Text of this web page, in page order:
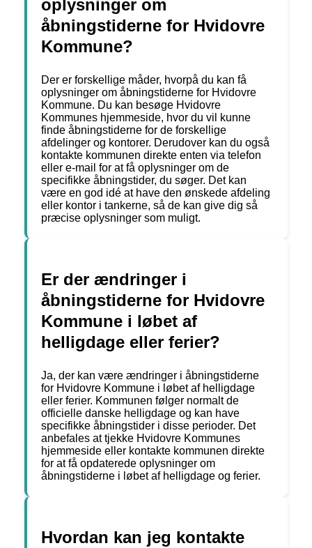
oplysninger om
åbningstiderne for Hvidovre
Kommune?
Der er forskellige måder, hvorpå du kan få
oplysninger om åbningstiderne for Hvidovre
Kommune. Du kan besøge Hvidovre
Kommunes hjemmeside, hvor du vil kunne
finde åbningstiderne for de forskellige
afdelinger og kontorer. Derudover kan du også
kontakte kommunen direkte enten via telefon
eller e-mail for at få oplysninger om de
specifikke åbningstider, du søger. Det kan
være en god idé at have den ønskede afdeling
eller kontor i tankerne, så de kan give dig så
præcise oplysninger som muligt.
Er der ændringer i
åbningstiderne for Hvidovre
Kommune i løbet af
helligdage eller ferier?
Ja, der kan være ændringer i åbningstiderne
for Hvidovre Kommune i løbet af helligdage
eller ferier. Kommunen følger normalt de
officielle danske helligdage og kan have
specifikke åbningstider i disse perioder. Det
anbefales at tjekke Hvidovre Kommunes
hjemmeside eller kontakte kommunen direkte
for at få opdaterede oplysninger om
åbningstiderne i løbet af helligdage og ferier.
Hvordan kan jeg kontakte